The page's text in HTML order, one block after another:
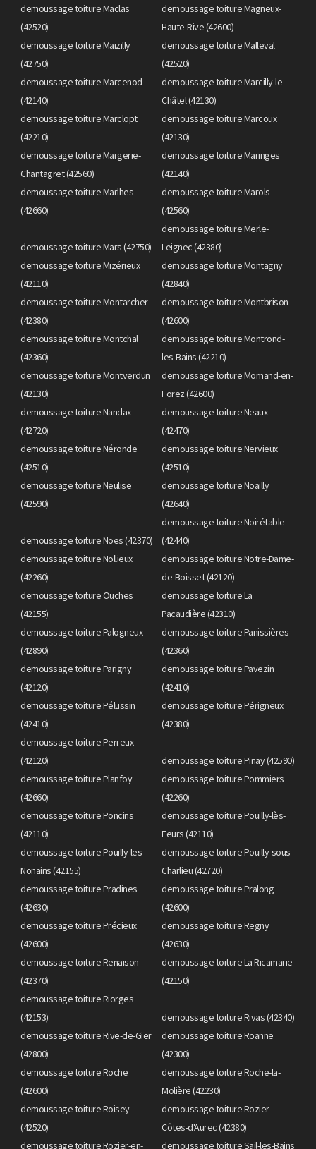
demoussage toiture Maclas
(42520)
demoussage toiture Magneux-
Haute-Rive (42600)
demoussage toiture Maizilly
(42750)
demoussage toiture Malleval
(42520)
demoussage toiture Marcenod
(42140)
demoussage toiture Marcilly-le-
Châtel (42130)
demoussage toiture Marclopt
(42210)
demoussage toiture Marcoux
(42130)
demoussage toiture Margerie-
Chantagret (42560)
demoussage toiture Maringes
(42140)
demoussage toiture Marlhes
(42660)
demoussage toiture Marols
(42560)
demoussage toiture Mars (42750)
demoussage toiture Merle-
Leignec (42380)
demoussage toiture Mizérieux
(42110)
demoussage toiture Montagny
(42840)
demoussage toiture Montarcher
(42380)
demoussage toiture Montbrison
(42600)
demoussage toiture Montchal
(42360)
demoussage toiture Montrond-
les-Bains (42210)
demoussage toiture Montverdun
(42130)
demoussage toiture Mornand-en-
Forez (42600)
demoussage toiture Nandax
(42720)
demoussage toiture Neaux
(42470)
demoussage toiture Néronde
(42510)
demoussage toiture Nervieux
(42510)
demoussage toiture Neulise
(42590)
demoussage toiture Noailly
(42640)
demoussage toiture Noës (42370)
demoussage toiture Noirétable
(42440)
demoussage toiture Nollieux
(42260)
demoussage toiture Notre-Dame-
de-Boisset (42120)
demoussage toiture Ouches
(42155)
demoussage toiture La
Pacaudière (42310)
demoussage toiture Palogneux
(42890)
demoussage toiture Panissières
(42360)
demoussage toiture Parigny
(42120)
demoussage toiture Pavezin
(42410)
demoussage toiture Pélussin
(42410)
demoussage toiture Périgneux
(42380)
demoussage toiture Perreux
(42120)
demoussage toiture Pinay (42590)
demoussage toiture Planfoy
(42660)
demoussage toiture Pommiers
(42260)
demoussage toiture Poncins
(42110)
demoussage toiture Pouilly-lès-
Feurs (42110)
demoussage toiture Pouilly-les-
Nonains (42155)
demoussage toiture Pouilly-sous-
Charlieu (42720)
demoussage toiture Pradines
(42630)
demoussage toiture Pralong
(42600)
demoussage toiture Précieux
(42600)
demoussage toiture Regny
(42630)
demoussage toiture Renaison
(42370)
demoussage toiture La Ricamarie
(42150)
demoussage toiture Riorges
(42153)
demoussage toiture Rivas (42340)
demoussage toiture Rive-de-Gier
(42800)
demoussage toiture Roanne
(42300)
demoussage toiture Roche
(42600)
demoussage toiture Roche-la-
Molière (42230)
demoussage toiture Roisey
(42520)
demoussage toiture Rozier-
Côtes-d'Aurec (42380)
demoussage toiture Rozier-en-
demoussage toiture Sail-les-Bains